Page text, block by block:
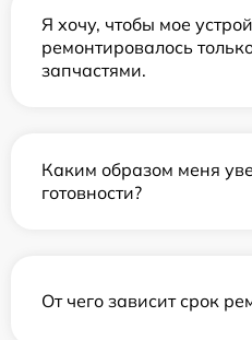
Я хочу, чтобы мое
ремонтировалось
запчастями.
Каким образом меня
готовности?
От чего зависит срок